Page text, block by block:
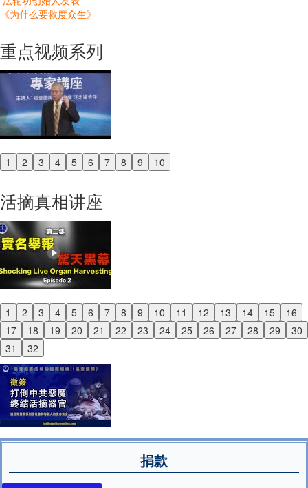
《为什么要救度众生》
重点视频系列
1 2 3 4 5 6 7 8 9 10
Previous
活摘真相讲座
1 2 3 4 5 6 7 8 9 10 11 12 13 14 15
16
17
18 19 20 21 22 23 24 25 26 27 28 29
30
31
32
Previous
Next
捐款